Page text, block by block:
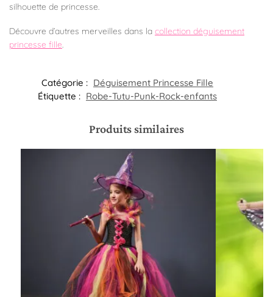
silhouette de princesse.
Découvre d’autres merveilles dans la collection déguisement
princesse fille.
Catégorie : Déguisement Princesse Fille
Étiquette : Robe-Tutu-Punk-Rock-enfants
Produits similaires